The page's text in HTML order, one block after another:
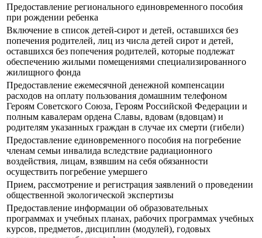
Предоставление регионального единовременного пособия
при рождении ребенка
Включение в список детей-сирот и детей, оставшихся без
попечения родителей, лиц из числа детей сирот и детей,
оставшихся без попечения родителей, которые подлежат
обеспечению жилыми помещениями специализированного
жилищного фонда
Предоставление ежемесячной денежной компенсации
расходов на оплату пользования домашним телефоном
Героям Советского Союза, Героям Российской Федерации и
полным кавалерам ордена Славы, вдовам (вдовцам) и
родителям указанных граждан в случае их смерти (гибели)
Предоставление единовременного пособия на погребение
членам семьи инвалида вследствие радиационного
воздействия, лицам, взявшим на себя обязанности
осуществить погребение умершего
Прием, рассмотрение и регистрация заявлений о проведении
общественной экологической экспертизы
Предоставление информации об образовательных
программах и учебных планах, рабочих программах учебных
курсов, предметов, дисциплин (модулей), годовых